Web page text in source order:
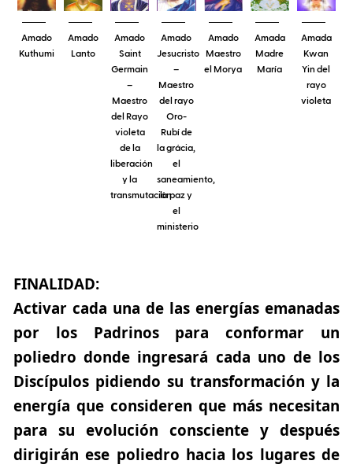
Amado
Kuthumi
Amado
Lanto
Amado
Saint
Germain
–
Maestro
del Rayo
violeta
de la
liberación
y la
transmutación
Amado
Jesucristo
–
Maestro
del rayo
Oro-
Rubí de
la grácia,
el
saneamiento,
la paz y
el
ministerio
Amado
Maestro
el Morya
Amada
Madre
María
Amada
Kwan
Yin del
rayo
violeta
FINALIDAD:
Activar cada una de las energías emanadas
por los Padrinos para conformar un
poliedro donde ingresará cada uno de los
Discípulos pidiendo su transformación y la
energía que consideren que más necesitan
para su evolución consciente y después
dirigirán ese poliedro hacia los lugares de